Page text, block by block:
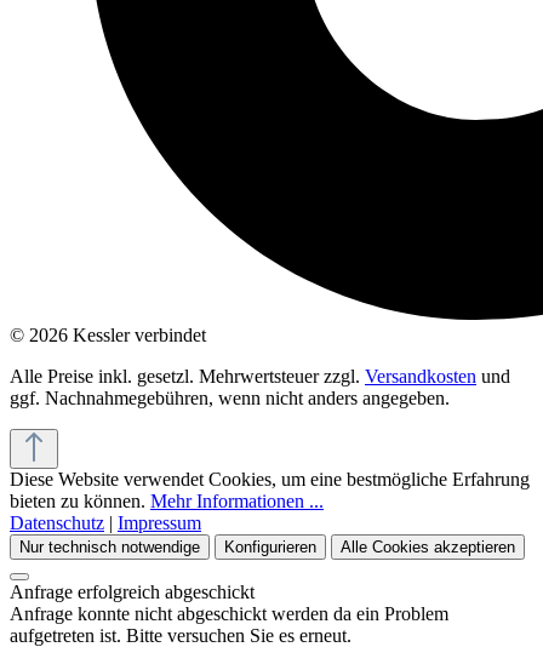
© 2026 Kessler verbindet
Alle Preise inkl. gesetzl. Mehrwertsteuer zzgl. Versandkosten und
ggf. Nachnahmegebühren, wenn nicht anders angegeben.
Diese Website verwendet Cookies, um eine bestmögliche Erfahrung
bieten zu können. Mehr Informationen ...
Datenschutz | Impressum
Nur technisch notwendige Konfigurieren Alle Cookies akzeptieren
Anfrage erfolgreich abgeschickt
Anfrage konnte nicht abgeschickt werden da ein Problem
aufgetreten ist. Bitte versuchen Sie es erneut.